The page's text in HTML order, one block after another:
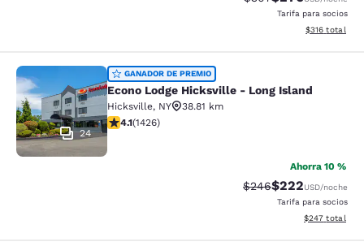
Tarifa para socios
Ver detalles
$316 total
Econo Lodge Hicksville - Long
24
GANADOR DE PREMIO
Econo Lodge Hicksville - Long Island
Hicksville, NY
38.81 km
Calificación de 4.06 estrellas. Muy bueno. 1426
4.1(1426)
Ahorra 10 %
Tarifa tachada:
$246Tarifa reducida:
$222USD/noche
Tarifa para socios
Ver detalles
$247 total